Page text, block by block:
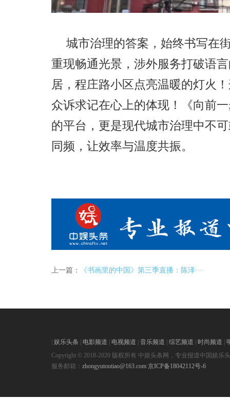
城市治理的答案，始终书写在
重现畅通光景 ，涉外服务打破语
居，程庄路小区点亮温暖的灯火
众诉求记在心上的体现！《向前
的平台，更是现代城市治理中不
同频，让效率与温度共振。
上一篇： 《书画里的中国》第三季直播：陈泽···
| 娱乐头条 | 电影频道 | 电视频道 | 音乐频道 | 综艺频道 | 时尚频道 |
Copyright © 2018-2020 版权所有 中娱头条网，专业报道中国娱乐
服务邮箱： zhongyutoutiao@163.com 京ICP备18042112号-6